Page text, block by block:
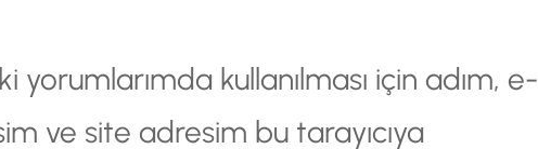
yorumlarımda kullanılması için adım, e-
ve site adresim bu tarayıcıya